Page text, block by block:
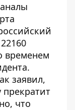
временем
заявил,
что